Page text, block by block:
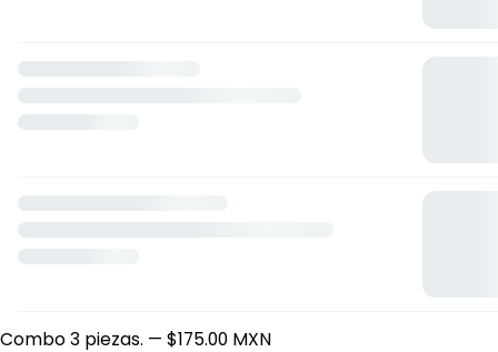
The Secret Chicken Society
16 de Septiembre 15, Tepatitlán de Morelos, Jalisco
Horario: domingo de 14:00 a 21:30, lunes de 14:00 a 21:30,
martes de 14:00 a 21:30, miércoles de 14:00 a 21:30, jueves
de 14:00 a 23:30, viernes de 14:00 a 23:59, sábado de 12:00 a
21:30.
Combo 3 piezas. — $175.00 MXN